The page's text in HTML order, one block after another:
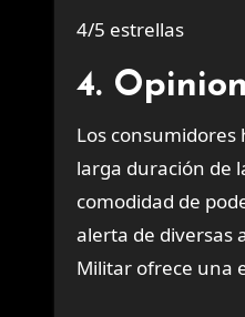
4/5 estrellas
4.
Los consumidores
larga duración de
comodidad de
alerta de diversas
Militar ofrece una